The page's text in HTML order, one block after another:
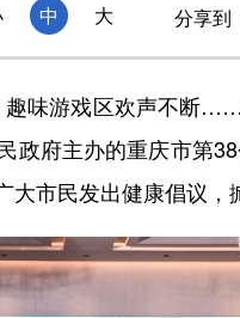
中 大 分享到
游戏区欢声不断
府主办的重庆市第
市民发出健康倡议，